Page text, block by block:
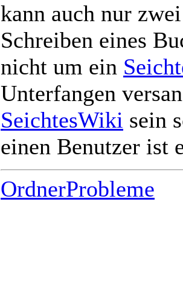
kann auch nur
Schreiben eines
nicht um ein
Unterfangen
SeichtesWiki sein
einen Benutzer ist
OrdnerProbleme